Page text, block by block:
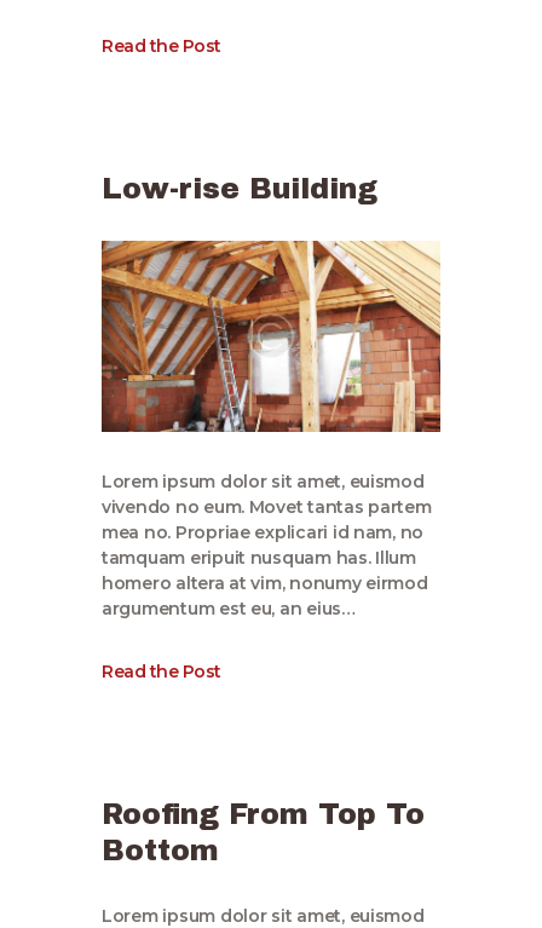
Read the Post
Low-rise Building
Lorem ipsum dolor sit amet, euismod
vivendo no eum. Movet tantas partem
mea no. Propriae explicari id nam, no
tamquam eripuit nusquam has. Illum
homero altera at vim, nonumy eirmod
argumentum est eu, an eius…
Read the Post
Roofing From Top To
Bottom
Lorem ipsum dolor sit amet, euismod